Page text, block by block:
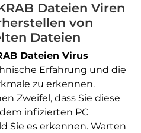
Dateien Viren
von
Dateien
Dateien Virus
Erfahrung und die
zu erkennen.
Zweifel, dass Sie diese
infizierten PC
Sie es erkennen. Warten
Tool